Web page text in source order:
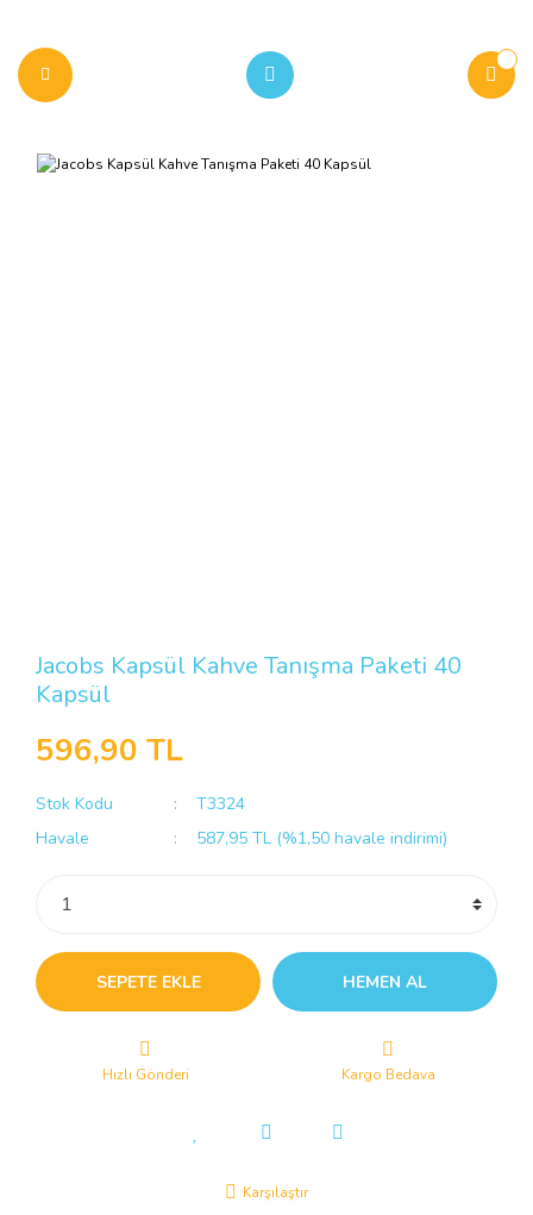
Jacobs Kapsül Kahve Tanışma Paketi 40
Kapsül
596,90 TL
Stok Kodu
T3324
Havale
587,95 TL (%1,50 havale indirimi)
SEPETE EKLE HEMEN AL
Hızlı Gönderi Kargo Bedava
Karşılaştır